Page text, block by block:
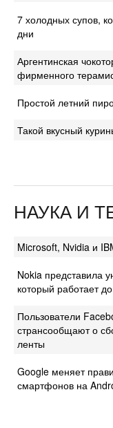
7 холодных супов,
дни
Аргентинская
фирменного
Простой летний
Такой вкусный
НАУКА И
Microsoft, Nvidia и
Nokia представила
который работает
Пользователи
странсообщают о
ленты
Google меняет
смартфонов на